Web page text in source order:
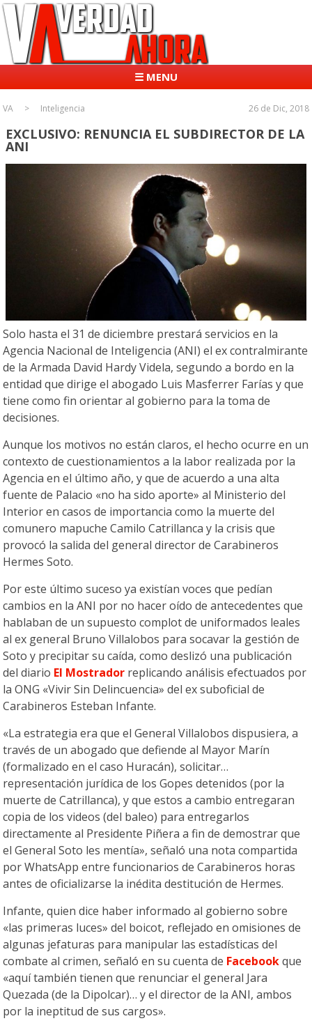
☰ MENU
VA Inteligencia 26 de Dic, 2018
EXCLUSIVO: RENUNCIA EL SUBDIRECTOR DE LA
ANI
Solo hasta el 31 de diciembre prestará servicios en la
Agencia Nacional de Inteligencia (ANI) el ex contralmirante
de la Armada David Hardy Videla, segundo a bordo en la
entidad que dirige el abogado Luis Masferrer Farías y que
tiene como fin orientar al gobierno para la toma de
decisiones.
Aunque los motivos no están claros, el hecho ocurre en un
contexto de cuestionamientos a la labor realizada por la
Agencia en el último año, y que de acuerdo a una alta
fuente de Palacio «no ha sido aporte» al Ministerio del
Interior en casos de importancia como la muerte del
comunero mapuche Camilo Catrillanca y la crisis que
provocó la salida del general director de Carabineros
Hermes Soto.
Por este último suceso ya existían voces que pedían
cambios en la ANI por no hacer oído de antecedentes que
hablaban de un supuesto complot de uniformados leales
al ex general Bruno Villalobos para socavar la gestión de
Soto y precipitar su caída, como deslizó una publicación
del diario El Mostrador replicando análisis efectuados por
la ONG «Vivir Sin Delincuencia» del ex suboficial de
Carabineros Esteban Infante.
«La estrategia era que el General Villalobos dispusiera, a
través de un abogado que defiende al Mayor Marín
(formalizado en el caso Huracán), solicitar…
representación jurídica de los Gopes detenidos (por la
muerte de Catrillanca), y que estos a cambio entregaran
copia de los videos (del baleo) para entregarlos
directamente al Presidente Piñera a fin de demostrar que
el General Soto les mentía», señaló una nota compartida
por WhatsApp entre funcionarios de Carabineros horas
antes de oficializarse la inédita destitución de Hermes.
Infante, quien dice haber informado al gobierno sobre
«las primeras luces» del boicot, reflejado en omisiones de
algunas jefaturas para manipular las estadísticas del
combate al crimen, señaló en su cuenta de Facebookque
«aquí también tienen que renunciar el general Jara
Quezada (de la Dipolcar)… y el director de la ANI, ambos
por la ineptitud de sus cargos».